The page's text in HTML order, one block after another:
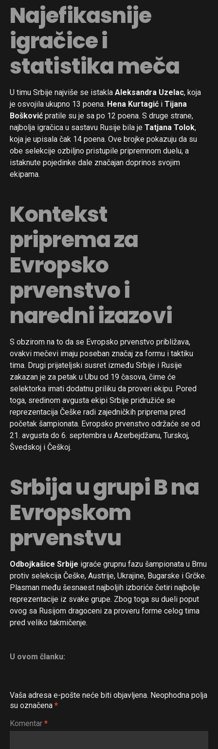
Najefikasnije
igračice i
statistika meča
U timu Srbije najviše se istakla Aleksandra Uzelac, koja
je osvojila ukupno 13 poena. Hena Kurtagić i Tijana
Bošković pratile su je sa po 12 poena. S druge strane,
najbolja igračica u sastavu Rusije bila je Tatjana Tolok,
koja je upisala čak 14 poena. Ove brojke pokazuju da su
obe selekcije ozbiljno pristupile pripremnom duelu, a
istaknute pojedinke dale značajan doprinos svojim
ekipama.
Kontekst
priprema za
Evropsko
prvenstvo i
naredni izazovi
S obzirom na to da se Evropsko prvenstvo približava,
ovakvi mečevi imaju poseban značaj za formu i taktiku
tima. Drugi prijateljski susret između Srbije i Rusije
zakazan je za petak u Ubu od 19 časova, čime će
selektorka imati dodatnu priliku da proveri ekipu. Pored
toga, sredinom avgusta ekipi Srbije pridružiće se
reprezentacija Češke radi zajedničkih priprema pred
početak šampionata. Evropsko prvenstvo održaće se od
21. avgusta do 6. septembra u Azerbejdžanu, Turskoj,
Švedskoj i Češkoj.
Srbija u grupi B na
Evropskom
prvenstvu
Odbojkašice Srbije igraće grupnu fazu šampionata u Brnu
protiv selekcija Češke, Austrije, Ukrajine, Bugarske i Grčke.
Plasman među šesnaest najboljih izboriće četiri najbolje
reprezentacije iz svake grupe. Zbog toga su dueli poput
ovog sa Rusijom dragoceni za proveru forme celog tima
pred veliko takmičenje.
U ovom članku:
Vaša adresa e-pošte neće biti objavljena. Neophodna polja
su označena *
Komentar *
Flipboard
Email